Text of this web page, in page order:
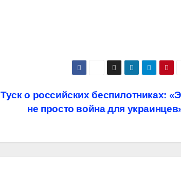
Туск о российских беспилотниках:
не просто война для